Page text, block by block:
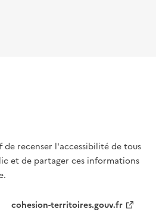
recenser l'accessibilité de tous
et de partager ces informations
cohesion-territoires.gouv.fr